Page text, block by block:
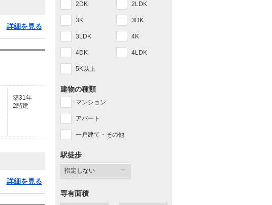
詳細を見る
築31年
2階建
詳細を見る
2DK 2LDK
3K 3DK
3LDK 4K
4DK 4LDK
5K以上
建物の種類
マンション
アパート
一戸建て・その他
駅徒歩
専有面積